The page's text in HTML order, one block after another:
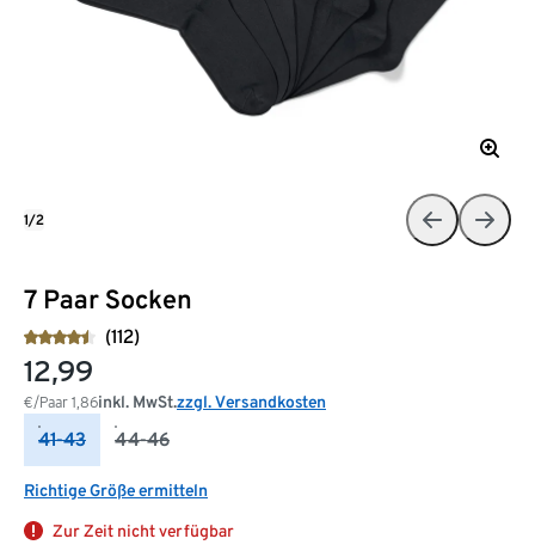
7 Paar Socken
(112)
12,99
€/Paar 1,86inkl. MwSt.zzgl. Versandkosten
41-43 44-46
Richtige Größe ermitteln
Zur Zeit nicht verfügbar
1/2